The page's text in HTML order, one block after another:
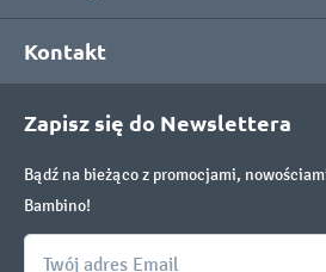
Kontakt
Zapisz się do Newslettera
Bądź na bieżąco z promocjami,
Bambino!